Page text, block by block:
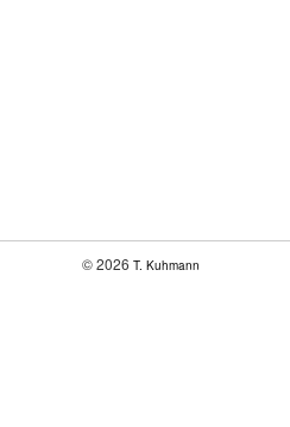
© 2026 T. Kuhmann